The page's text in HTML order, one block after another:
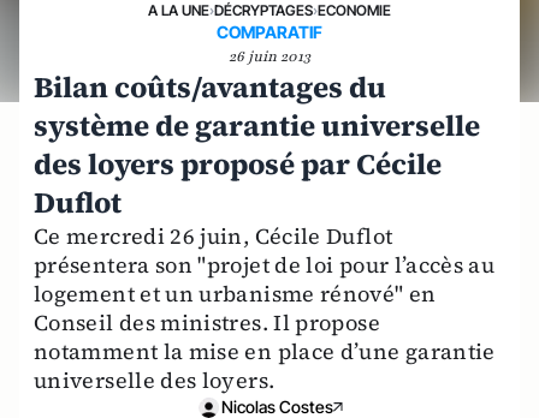
A LA UNE›DÉCRYPTAGES›ECONOMIE
COMPARATIF
26 juin 2013
Bilan coûts/avantages du
système de garantie universelle
des loyers proposé par Cécile
Duflot
Ce mercredi 26 juin, Cécile Duflot
présentera son "projet de loi pour l’accès au
logement et un urbanisme rénové" en
Conseil des ministres. Il propose
notamment la mise en place d’une garantie
universelle des loyers.
Nicolas Costes